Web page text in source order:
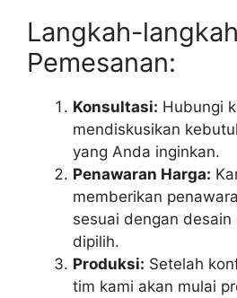
Langkah-langkah
Pemesanan:
Konsultasi: Hubungi
mendiskusikan
yang Anda inginkan.
Penawaran Harga:
memberikan
sesuai dengan
dipilih.
Produksi: Setelah
tim kami akan mulai